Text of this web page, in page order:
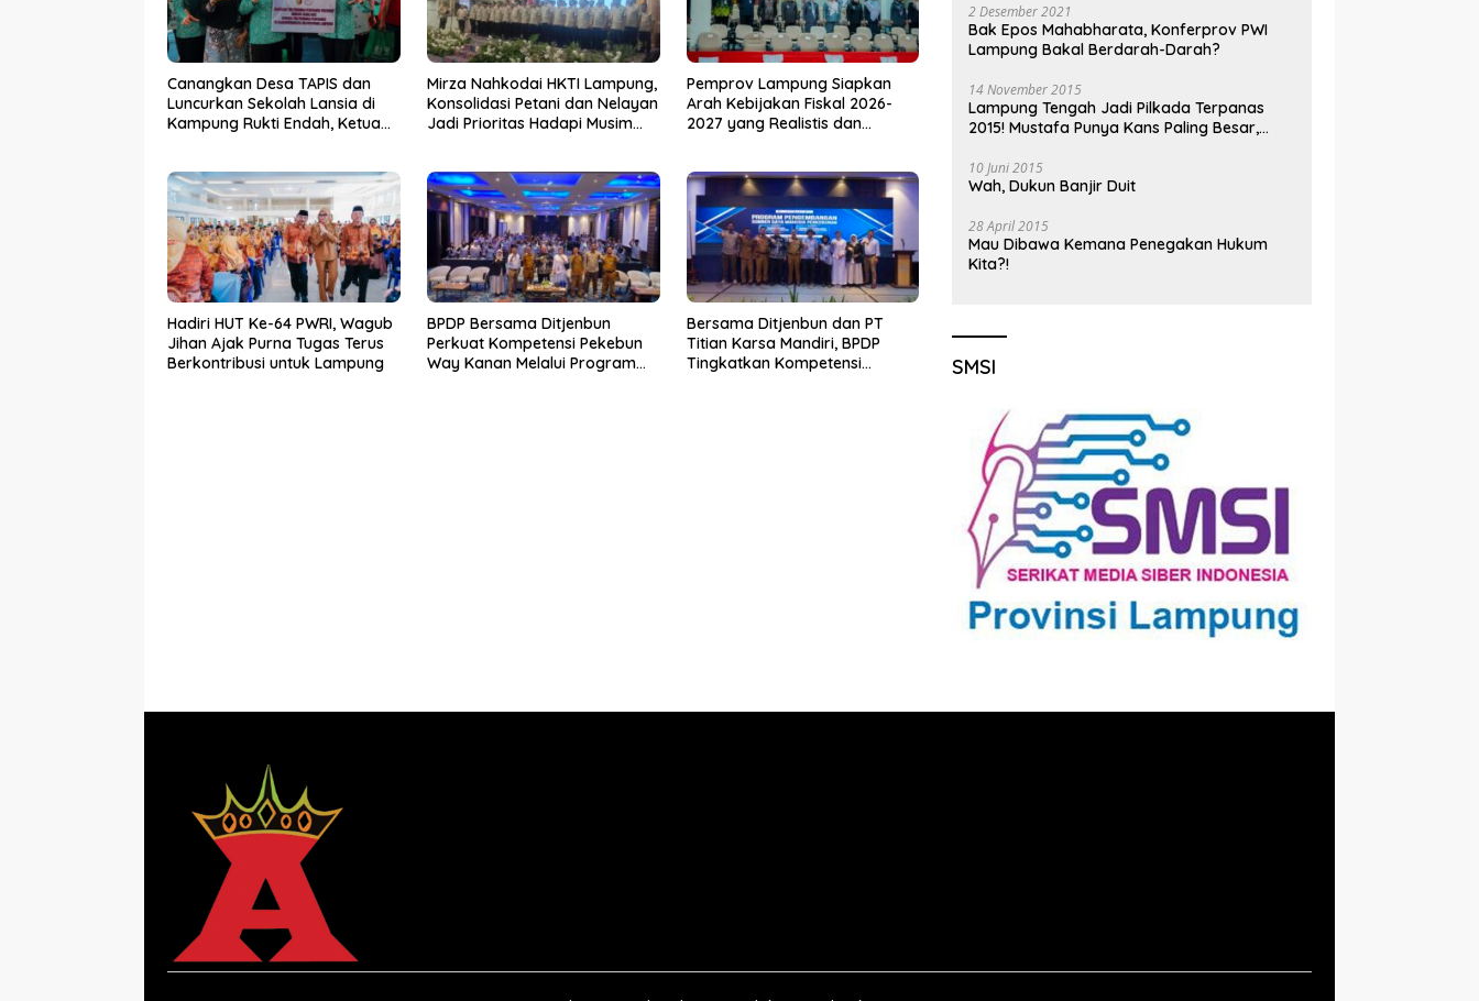
Canangkan Desa TAPIS dan
Luncurkan Sekolah Lansia di
Kampung Rukti Endah, Ketua
dari Desa
Mirza Nahkodai HKTI Lampung,
Konsolidasi Petani dan Nelayan
Jadi Prioritas Hadapi Musim
Pemprov Lampung Siapkan
Arah Kebijakan Fiskal 2026-
2027 yang Realistis dan
Hadiri HUT Ke-64 PWRI, Wagub
Jihan Ajak Purna Tugas Terus
Berkontribusi untuk Lampung
BPDP Bersama Ditjenbun
Perkuat Kompetensi Pekebun
Way Kanan Melalui Program
Bersama Ditjenbun dan PT
Titian Karsa Mandiri, BPDP
Tingkatkan Kompetensi
2 Desember 2021
Bak Epos Mahabharata, Konferprov PWI
Lampung Bakal Berdarah-Darah?
14 November 2015
Lampung Tengah Jadi Pilkada Terpanas
2015! Mustafa Punya Kans Paling Besar,
10 Juni 2015
Wah, Dukun Banjir Duit
28 April 2015
Mau Dibawa Kemana Penegakan Hukum
Kita?!
SMSI